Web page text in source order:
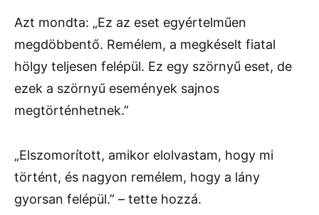
Azt mondta: „Ez az eset egyértelműen
megdöbbentő. Remélem, a megkéselt fiatal
hölgy teljesen felépül. Ez egy szörnyű eset, de
ezek a szörnyű események sajnos
megtörténhetnek.”
„Elszomorított, amikor elolvastam, hogy mi
történt, és nagyon remélem, hogy a lány
gyorsan felépül.” – tette hozzá.